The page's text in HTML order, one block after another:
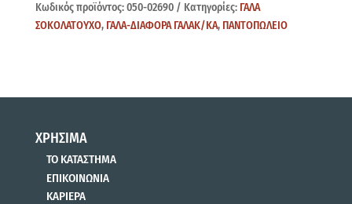
Κωδικός προϊόντος:050-02690 Κατηγορίες: ΓΑΛΑ
ΣΟΚΟΛΑΤΟΥΧΟ, ΓΑΛΑ-ΔΙΑΦΟΡΑ ΓΑΛΑΚ/ΚΑ, ΠΑΝΤΟΠΩΛΕΙΟ
ΧΡΗΣΙΜΑ
ΤΟ ΚΑΤΑΣΤΗΜΑ
ΕΠΙΚΟΙΝΩΝΙΑ
ΚΑΡΙΕΡΑ